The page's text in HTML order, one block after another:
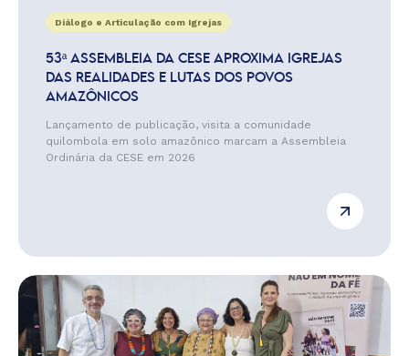
Diálogo e Articulação com Igrejas
53ª ASSEMBLEIA DA CESE APROXIMA IGREJAS
DAS REALIDADES E LUTAS DOS POVOS
AMAZÔNICOS
Lançamento de publicação, visita a comunidade
quilombola em solo amazônico marcam a Assembleia
Ordinária da CESE em 2026